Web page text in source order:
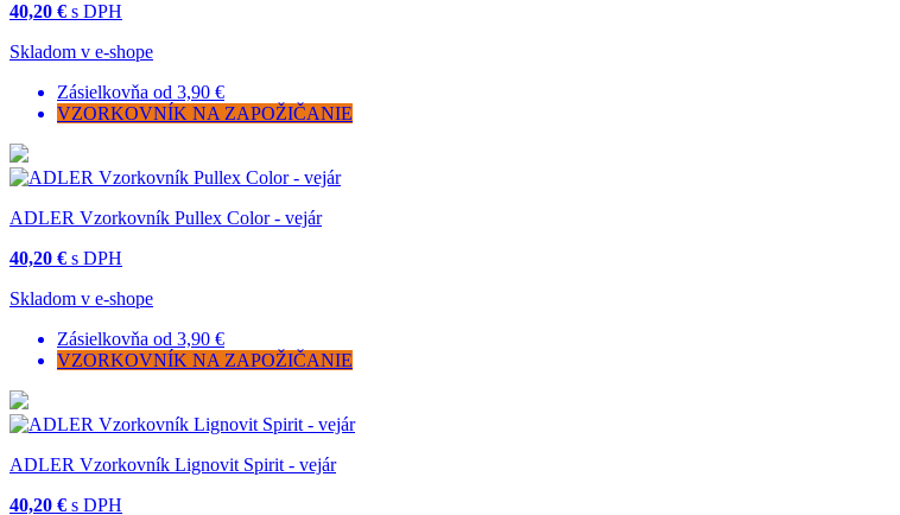
40,20 € s DPH
Skladom v e-shope
Zásielkovňa od 3,90 €
VZORKOVNÍK NA ZAPOŽIČANIE
ADLER Vzorkovník Pullex Color - vejár
40,20 € s DPH
Skladom v e-shope
Zásielkovňa od 3,90 €
VZORKOVNÍK NA ZAPOŽIČANIE
ADLER Vzorkovník Lignovit Spirit - vejár
40,20 € s DPH